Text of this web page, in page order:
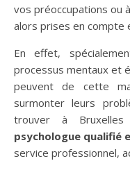
vos préoccupations ou
alors prises en compte
En effet,
processus mentaux et
peuvent de cette
surmonter leurs
trouver à
psychologue qualifié
service professionnel,